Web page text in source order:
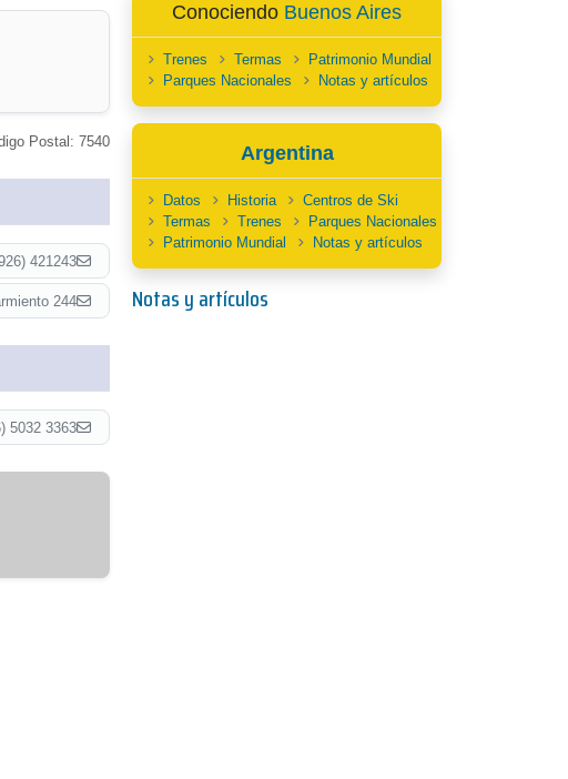
Postal: 7540
421243
244
5032 3363
Conociendo Buenos Aires
Trenes Termas
Patrimonio Mundial
Parques Nacionales
Notas y artículos
Argentina
Datos Historia
Centros de Ski
Termas
Trenes
Parques Nacionales
Patrimonio Mundial
Notas y artículos
Notas y artículos